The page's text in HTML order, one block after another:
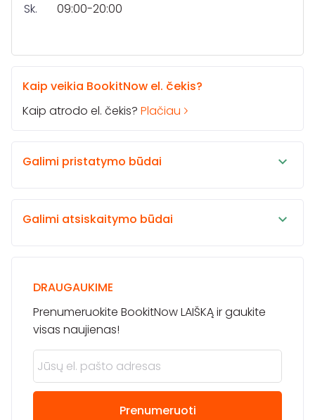
Sk.
09:00-20:00
Kaip veikia BookitNow el. čekis?
Kaip atrodo el. čekis? Plačiau
Galimi pristatymo būdai
Galimi atsiskaitymo būdai
DRAUGAUKIME
Prenumeruokite BookitNow LAIŠKĄ ir gaukite
visas naujienas!
Prenumeruoti